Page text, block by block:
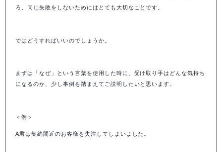
ろ、同じ失敗をしないためにはとても大切なことです。
ではどうすればいいのでしょうか。
まずは「なぜ」という言葉を使用した時に、受け取り手はどんな気持ち
になるのか、少し事例を踏まえてご説明したいと思います。
＜例＞
A君は契約間近のお客様を失注してしまいました。